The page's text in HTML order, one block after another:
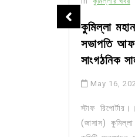
কুমিল্লা
সভাপতি
সাংগঠনিক
May 16,
স্টাফ
(জাসাস) কুমিল্লা